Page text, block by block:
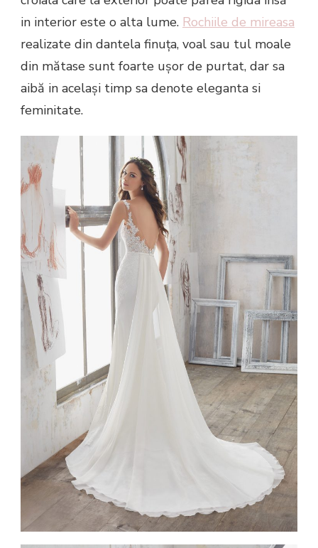
in interior este o alta lume. Rochiile de mireasa
realizate din dantela finuța, voal sau tul moale
din mătase sunt foarte ușor de purtat, dar sa
aibă in același timp sa denote eleganta si
feminitate.